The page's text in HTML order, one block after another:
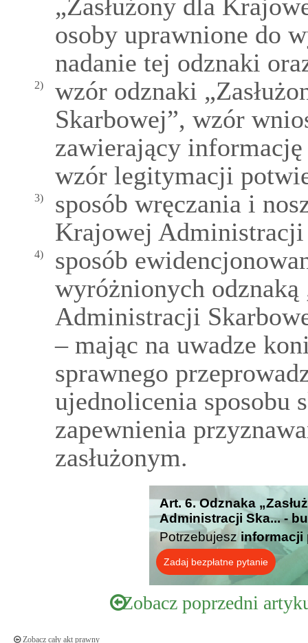
„Zasłużony dla
osoby uprawnione do
nadanie tej odznaki
2)
wzór odznaki
Skarbowej”, wzór
zawierający informację
wzór legitymacji
3)
sposób wręczania i
Krajowej Administracji
4)
sposób
wyróżnionych odznaką
Administracji
– mając na uwadze
sprawnego
ujednolicenia sposobu
zapewnienia
zasłużonym.
Art. 6. Odznaka
Administracji Ska... -
Potrzebujesz informacji
Zadaj bezpłatne pytanie
Zobacz poprzedni
Zobacz cały akt prawny